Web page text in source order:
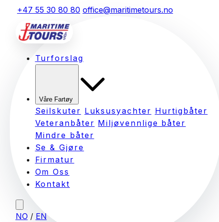
+47 55 30 80 80 office@maritimetours.no
Turforslag
Våre Fartøy
Seilskuter Luksusyachter Hurtigbåter
Veteranbåter Miljøvennlige båter
Mindre båter
Se & Gjøre
Firmatur
Om Oss
Kontakt
NO / EN